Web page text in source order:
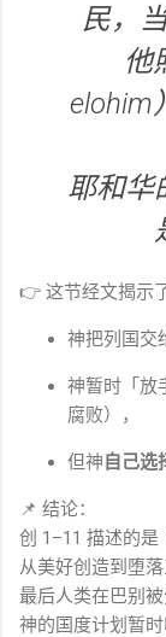
民，
他
elohim
耶和华
👉 这节经文揭示
神把列国交
神暂时「放
腐败），
但神自己选
📌 结论：
创 1–11 描述的是
从美好创造到堕落
最后人类在巴别
神的国度计划暂